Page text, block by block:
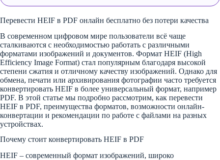
Перевести HEIF в PDF онлайн бесплатно без потери качества
В современном цифровом мире пользователи всё чаще
сталкиваются с необходимостью работать с различными
форматами изображений и документов. Формат HEIF (High
Efficiency Image Format) стал популярным благодаря высокой
степени сжатия и отличному качеству изображений. Однако для
обмена, печати или архивирования фотографии часто требуется
конвертировать HEIF в более универсальный формат, например
PDF. В этой статье мы подробно рассмотрим, как перевести
HEIF в PDF, преимущества форматов, возможности онлайн-
конвертации и рекомендации по работе с файлами на разных
устройствах.
Почему стоит конвертировать HEIF в PDF
HEIF – современный формат изображений, широко